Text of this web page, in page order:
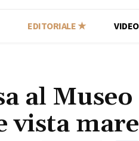
EDITORIALE ★ VIDEO
al
vista mare